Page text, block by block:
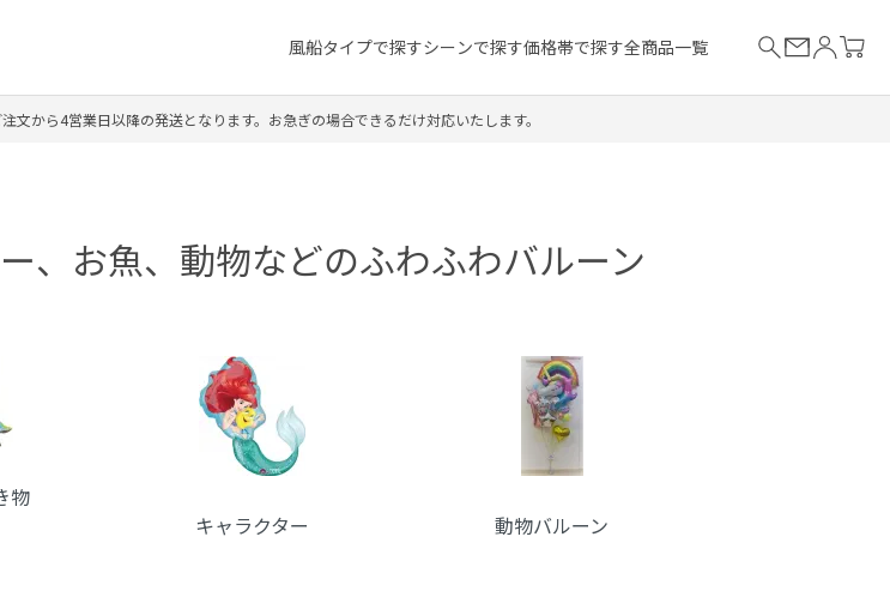
風船タイプで探すシーンで探す価格帯で探す全商品一覧
から4営業日以降の発送となります。お急ぎの場合できるだけ対応いたします。
、お魚、動物などのふわふわバルーン
物
キャラクター
動物バルーン